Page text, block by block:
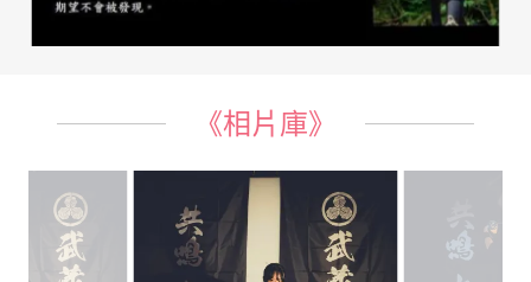
《相片庫》